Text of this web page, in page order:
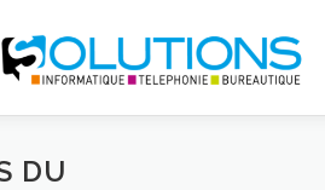
INFORMATIQUE
DU